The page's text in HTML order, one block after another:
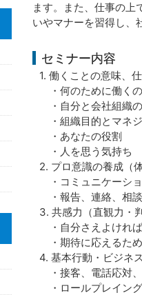
ます。また、仕事の上
いやマナーを習得し、
セミナー内容
1. 働くことの意味、
・何のために働く
・自分と会社組織
・組織目的とマネ
・あなたの役割
・人を思う気持ち
2. プロ意識の養成（
・コミュニケーシ
・報告、連絡、相談
3. 共感力（直観力・
・自分さえよけれ
・期待に応えるた
4. 基本行動・ビジネ
・接客、電話応対
・ロールプレイング